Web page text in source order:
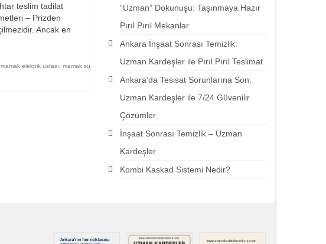
teslim tadilat
– Prizden
Ancak en
mamak elektrik ustası
mamak su
“Uzman” Dokunuşu: Taşınmaya Hazır
Pırıl Pırıl Mekanlar
Ankara İnşaat Sonrası Temizlik:
Uzman Kardeşler ile Pırıl Pırıl Teslimat
Ankara’da Tesisat Sorunlarına Son:
Uzman Kardeşler ile 7/24 Güvenilir
Çözümler
İnşaat Sonrası Temizlik – Uzman
Kardeşler
Kombi Kaskad Sistemi Nedir?